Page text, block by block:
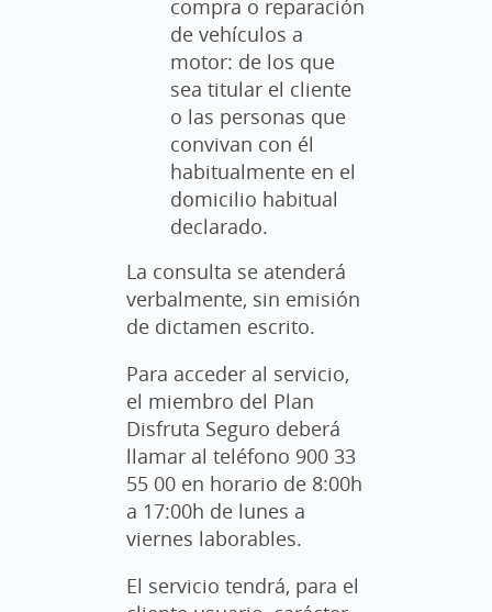
compra o reparación
de vehículos a
motor: de los que
sea titular el cliente
o las personas que
convivan con él
habitualmente en el
domicilio habitual
declarado.
La consulta se atenderá
verbalmente, sin emisión
de dictamen escrito.
Para acceder al servicio,
el miembro del Plan
Disfruta Seguro deberá
llamar al teléfono 900 33
55 00 en horario de 8:00h
a 17:00h de lunes a
viernes laborables.
El servicio tendrá, para el